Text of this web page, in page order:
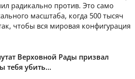
радикально против. Это само
масштаба, когда 500 тысяч
чтобы вся мировая конфигурация
Верховной Рады призвал
тебя убить…